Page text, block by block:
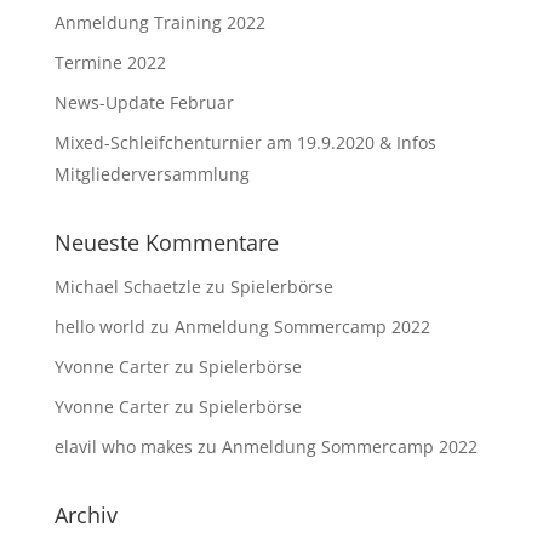
Anmeldung Training 2022
Termine 2022
News-Update Februar
Mixed-Schleifchenturnier am 19.9.2020 & Infos
Mitgliederversammlung
Neueste Kommentare
Michael Schaetzle zu Spielerbörse
hello world zu Anmeldung Sommercamp 2022
Yvonne Carterzu Spielerbörse
Yvonne Carterzu Spielerbörse
elavil who makes zu Anmeldung Sommercamp 2022
Archiv